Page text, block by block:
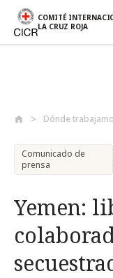
COMITÉ
LA CRUZ ROJA
Dónde
Comunicado de
prensa
Yemen: